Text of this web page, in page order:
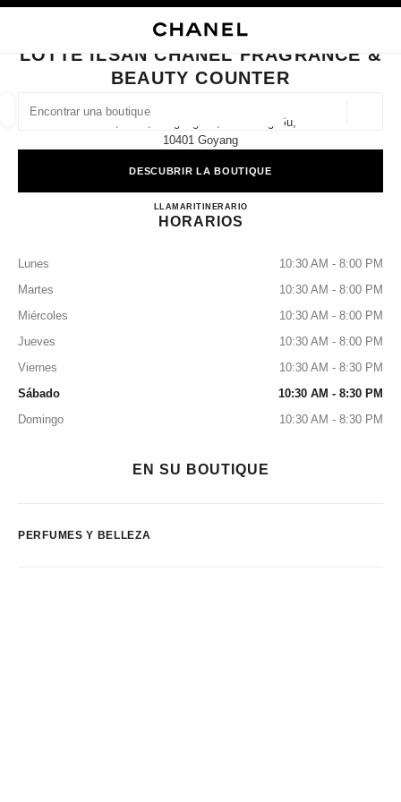
BUSCAR UNA BOUTIQUE
las sugerencias se muestran debajo de esta barra de búsqueda
0 Sugerencias disponibles
CERRAR TARJETA DE BOUTIQUE LOTTE ILSAN CHANEL FRAGRANCE &
LOTTE ILSAN CHANEL FRAGRANCE &
BEAUTY COUNTER
2f, 1283, Jungang-Ro, Ilsandong-Gu,
10401 Goyang
DESCUBRIR LA BOUTIQUE
LLAMAR+82 31 909 3253
ITINERARIOLotte Ilsan CHANEL
HORARIOS
Lunes
10:30 AM - 8:00 PM
Martes
10:30 AM - 8:00 PM
Miércoles
10:30 AM - 8:00 PM
Jueves
10:30 AM - 8:00 PM
Viernes
10:30 AM - 8:30 PM
Sábado
10:30 AM - 8:30 PM
Domingo
10:30 AM - 8:30 PM
EN SU BOUTIQUE
PERFUMES Y BELLEZA
filtros
resultado de los filtros por: